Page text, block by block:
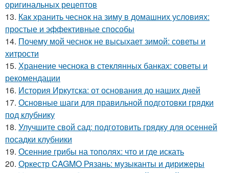
оригинальных рецептов
13. Как хранить чеснок на зиму в домашних условиях:
простые и эффективные способы
14. Почему мой чеснок не высыхает зимой: советы и
хитрости
15. Хранение чеснока в стеклянных банках: советы и
рекомендации
16. История Иркутска: от основания до наших дней
17. Основные шаги для правильной подготовки грядки
под клубнику
18. Улучшите свой сад: подготовить грядку для осенней
посадки клубники
19. Осенние грибы на тополях: что и где искать
20. Оркестр CAGMO Рязань: музыканты и дирижеры